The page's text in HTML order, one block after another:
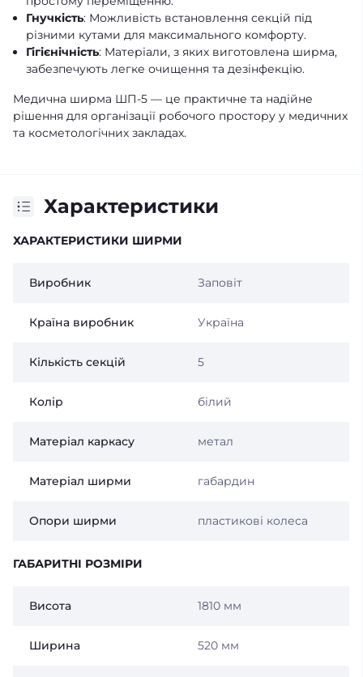
Гнучкість: Можливість встановлення секцій під
різними кутами для максимального комфорту.
Гігієнічність: Матеріали, з яких виготовлена ширма,
забезпечують легке очищення та дезінфекцію.
Медична ширма ШП-5 — це практичне та надійне
рішення для організації робочого простору у медичних
та косметологічних закладах.
Характеристики
ХАРАКТЕРИСТИКИ ШИРМИ
Виробник Заповіт
Країна виробник Україна
Кількість секцій 5
Колір білий
Матеріал каркасу метал
Матеріал ширми габардин
Опори ширми пластикові колеса
ГАБАРИТНІ РОЗМІРИ
Висота 1810 мм
Ширина 520 мм